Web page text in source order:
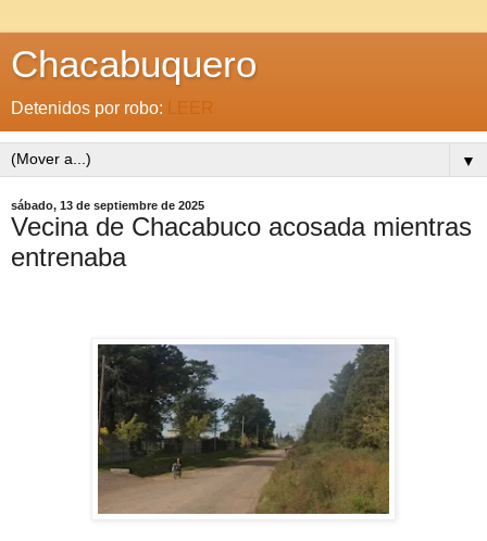
Chacabuquero
Detenidos por robo: LEER
▼
sábado, 13 de septiembre de 2025
Vecina de Chacabuco acosada mientras
entrenaba